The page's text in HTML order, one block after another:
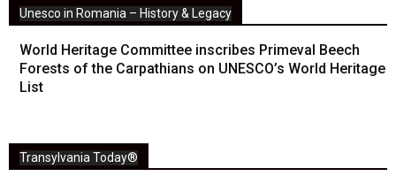
Unesco in Romania – History & Legacy
World Heritage Committee inscribes Primeval Beech
Forests of the Carpathians on UNESCO’s World Heritage
List
Transylvania Today®